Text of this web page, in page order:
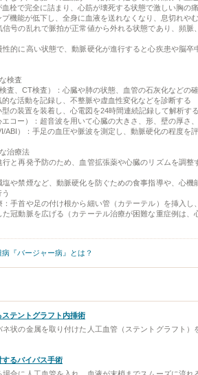
血栓で完全に詰まり、心筋が壊死する状態で激しい胸の
プ機能が低下し、全身に血液を送れなくなり、息切れや
信号の乱れで脈拍が正常値から外れる状態であり、頻脈
性的に高い状態で、動脈硬化が進行すると心疾患や脳卒
検査
査、CT検査）：心臓や肺の状態、血管の石灰化などの
的な活動を記録し、不整脈や虚血性変化などを診断する
型の装置を装着し、心電図を24時間連続記録して解析する
エコー）：超音波を用いて心臓の大きさ、形、壁の厚さ
ABI）：手足の血圧や脈波を測定し、動脈硬化の程度を
治療法
行と再発予防のため、血管拡張薬や心臓のリズムを調整
塩や禁煙など、動脈硬化を防ぐための食事指導や、心機
：手首や足の付け根から細い管（カテーテル）を挿入し
た冠動脈を広げる（カテーテル治療が困難な重症例は、
『バージャー病』とは？
テントグラフト内挿術
ネ状の金属を取り付けた人工血管（ステントグラフト）
るバイパス手術